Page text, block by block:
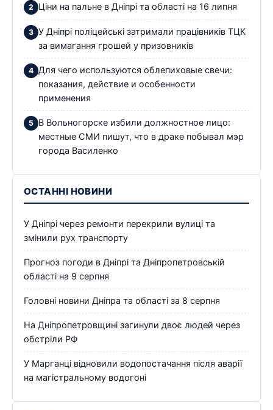
Ціни на пальне в Дніпрі та області на 16 липня
У Дніпрі поліцейські затримали працівників ТЦК
за вимагання грошей у призовників
Для чего используются облепиховые свечи:
показания, действие и особенности
применения
В Вольногорске избили должностное лицо:
местные СМИ пишут, что в драке побывал мэр
города Василенко
ОСТАННІ НОВИНИ
У Дніпрі через ремонти перекрили вулиці та
змінили рух транспорту
Прогноз погоди в Дніпрі та Дніпропетровській
області на 9 серпня
Головні новини Дніпра та області за 8 серпня
На Дніпропетровщині загинули двоє людей через
обстріли РФ
У Марганці відновили водопостачання після аварії
на магістральному водогоні